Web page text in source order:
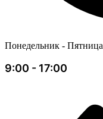
Понедельник - Пятница
9:00 - 17:00